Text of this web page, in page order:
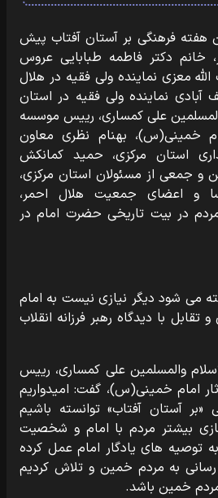
هفته فرهنگی بر آستان آفتاب پیش
خانم دکتر فاطمه طبابایی عروس
معزی نماینده ولی فقیه در هلال
آبادی نماینده ولی فقیه در استان
علی کمساری، رییس موسسه
خمینی(س)، بهنام نظری معاون
استان مرکزی، حمید کمانکش
و جمعی از مسئولان استان مرکزی،
و اعضای جمعیت هلال احمر،
در بیت تاریخی حضرت امام در
می شود دیگر نیازی نیست به امام
با دیدگاه رهبر فرزانه انقلاب
والمسلمین علی کمساری، رییس
امام خمینی(س)، گفت: امیدواریم
«بر آستان آفتاب» توانسته باشیم
بیشتر مردم با امام و شخصیت
توصیه های یادگار امام عمل کرده
به مردم خمین و تلاش کردیم
خمین باشد.